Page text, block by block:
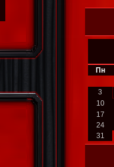
Пн
3
10
17
24
31